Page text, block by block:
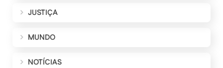
JUSTIÇA
MUNDO
NOTÍCIAS